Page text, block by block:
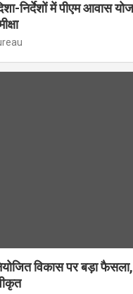
निर्देशों में पीएम आवास
विकास पर बड़ा